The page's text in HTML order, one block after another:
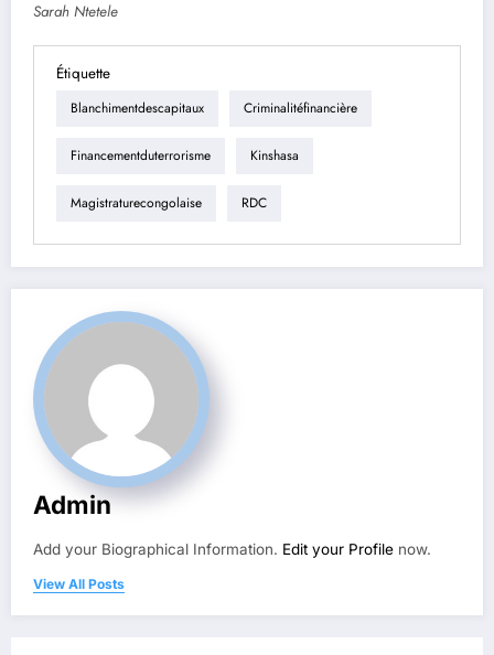
Sarah Ntetele
Étiquette
Blanchimentdescapitaux Criminalitéfinancière
Financementduterrorisme Kinshasa
Magistraturecongolaise RDC
Admin
Add your Biographical Information. Edit your Profile now.
View All Posts